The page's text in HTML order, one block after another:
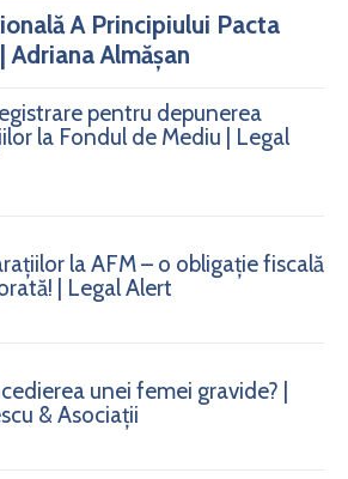
A Principiului Pacta
Adriana Almășan
pentru depunerea
la Fondul de Mediu | Legal
la AFM – o obligație fiscală
| Legal Alert
unei femei gravide? |
& Asociații